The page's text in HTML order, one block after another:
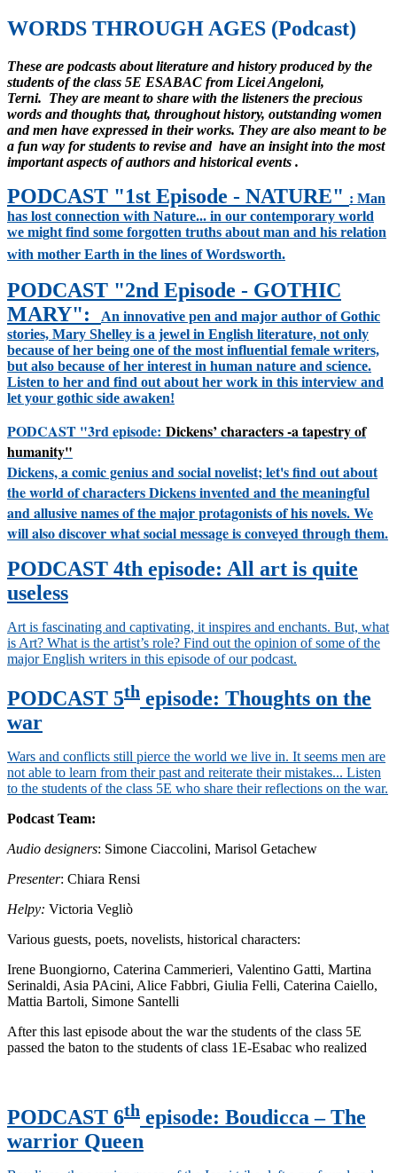
WORDS THROUGH AGES (Podcast)
These are podcasts about literature and history produced by the
students of the class 5E ESABAC from Licei Angeloni,
Terni. They are meant to share with the listeners the precious
words and thoughts that, throughout history, outstanding women
and men have expressed in their works. They are also meant to be
a fun way for students to revise and have an insight into the most
important aspects of authors and historical events .
PODCAST "1st Episode - NATURE" : Man
has lost connection with Nature... in our contemporary world
we might find some forgotten truths about man and his relation
with mother Earth in the lines of Wordsworth.
PODCAST "2nd Episode - GOTHIC
MARY":
An innovative pen and major author of Gothic
stories, Mary Shelley is a jewel in English literature, not only
because of her being one of the most influential female writers,
but also because of her interest in human nature and science.
Listen to her and find out about her work in this interview and
let your gothic side awaken!
PODCAST "3rd episode: Dickens’ characters -a tapestry of
humanity"
Dickens, a comic genius and social novelist; let's find out about
the world of characters Dickens invented and the meaningful
and allusive names of the major protagonists of his novels. We
will also discover what social message is conveyed through them.
PODCAST 4th episode: All art is quite
useless
Art is fascinating and captivating, it inspires and enchants. But, what
is Art? What is the artist’s role? Find out the opinion of some of the
major English writers in this episode of our podcast.
PODCAST 5th episode: Thoughts on the
war
Wars and conflicts still pierce the world we live in. It seems men are
not able to learn from their past and reiterate their mistakes... Listen
to the students of the class 5E who share their reflections on the war.
Podcast Team:
Audio designers: Simone Ciaccolini, Marisol Getachew
Presenter: Chiara Rensi
Helpy: Victoria Vegliò
Various guests, poets, novelists, historical characters:
Irene Buongiorno, Caterina Cammerieri, Valentino Gatti, Martina
Serinaldi, Asia PAcini, Alice Fabbri, Giulia Felli, Caterina Caiello,
Mattia Bartoli, Simone Santelli
After this last episode about the war the students of the class 5E
passed the baton to the students of class 1E-Esabac who realized
PODCAST 6th episode: Boudicca –The
warrior Queen